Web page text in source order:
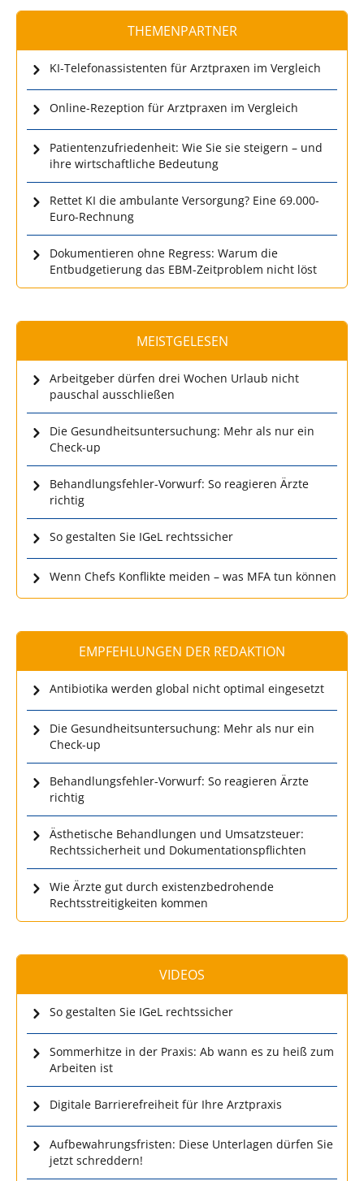
THEMENPARTNER
KI-Telefonassistenten für Arztpraxen im Vergleich
Online-Rezeption für Arztpraxen im Vergleich
Patientenzufriedenheit: Wie Sie sie steigern – und
ihre wirtschaftliche Bedeutung
Rettet KI die ambulante Versorgung? Eine 69.000-
Euro-Rechnung
Dokumentieren ohne Regress: Warum die
Entbudgetierung das EBM-Zeitproblem nicht löst
MEISTGELESEN
Arbeitgeber dürfen drei Wochen Urlaub nicht
pauschal ausschließen
Die Gesundheitsuntersuchung: Mehr als nur ein
Check-up
Behandlungsfehler-Vorwurf: So reagieren Ärzte
richtig
So gestalten Sie IGeL rechtssicher
Wenn Chefs Konflikte meiden – was MFA tun können
EMPFEHLUNGEN DER REDAKTION
Antibiotika werden global nicht optimal eingesetzt
Die Gesundheitsuntersuchung: Mehr als nur ein
Check-up
Behandlungsfehler-Vorwurf: So reagieren Ärzte
richtig
Ästhetische Behandlungen und Umsatzsteuer:
Rechtssicherheit und Dokumentationspflichten
Wie Ärzte gut durch existenzbedrohende
Rechtsstreitigkeiten kommen
VIDEOS
So gestalten Sie IGeL rechtssicher
Sommerhitze in der Praxis: Ab wann es zu heiß zum
Arbeiten ist
Digitale Barrierefreiheit für Ihre Arztpraxis
Aufbewahrungsfristen: Diese Unterlagen dürfen Sie
jetzt schreddern!